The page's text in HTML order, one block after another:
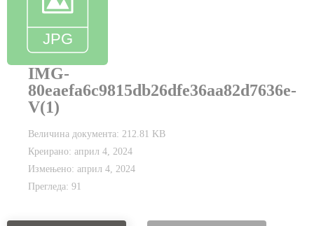
IMG-
80eaefa6c9815db26dfe36aa82d7636e-
V(1)
Величина документа: 212.81 KB
Креирано: април 4, 2024
Измењено: април 4, 2024
Прегледа: 91